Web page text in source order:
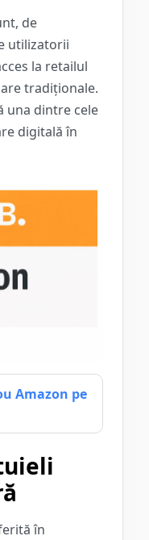
de
utilizatorii
la retailul
tradiționale.
una dintre cele
digitală în
Amazon pe
în